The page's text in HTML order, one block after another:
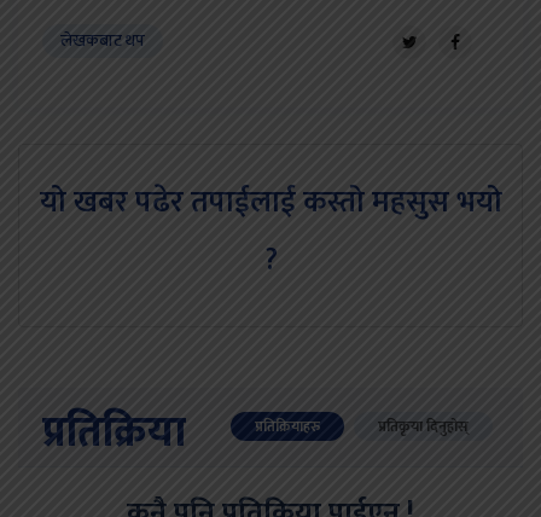
लेखकबाट थप
यो खबर पढेर तपाईलाई कस्तो महसुस भयो
?
प्रतिक्रिया प्रतिक्रियाहरु प्रतिकृया दिनुहोस्